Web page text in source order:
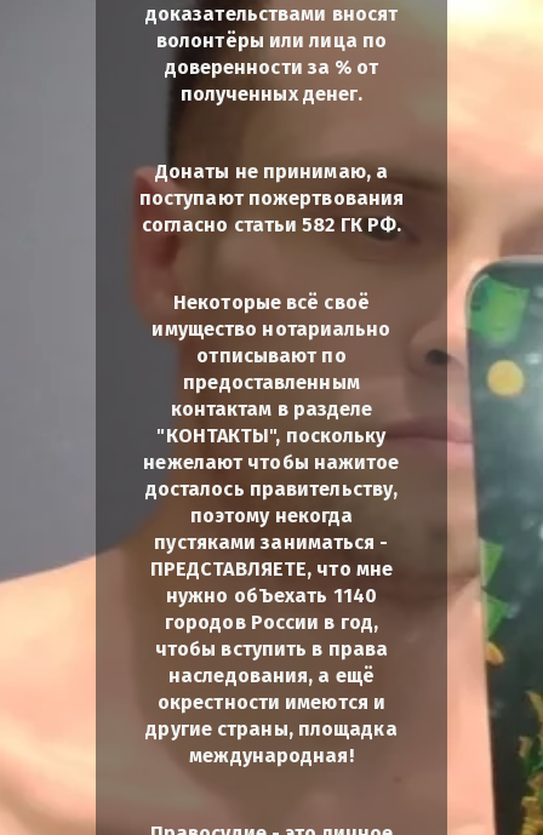
доказательствами вносят
волонтёры или лица по
доверенности за % от
полученных денег.
Донаты не принимаю, а
поступают пожертвования
согласно статьи 582 ГК РФ.
Некоторые всё своё
имущество нотариально
отписывают по
предоставленным
контактам в разделе
"КОНТАКТЫ", поскольку
нежелают чтобы нажитое
досталось правительству,
поэтому некогда
пустяками заниматься -
ПРЕДСТАВЛЯЕТЕ, что мне
нужно обЪехать 1140
городов России в год,
чтобы вступить в права
наследования, а ещё
окрестности имеются и
другие страны, площадка
международная!